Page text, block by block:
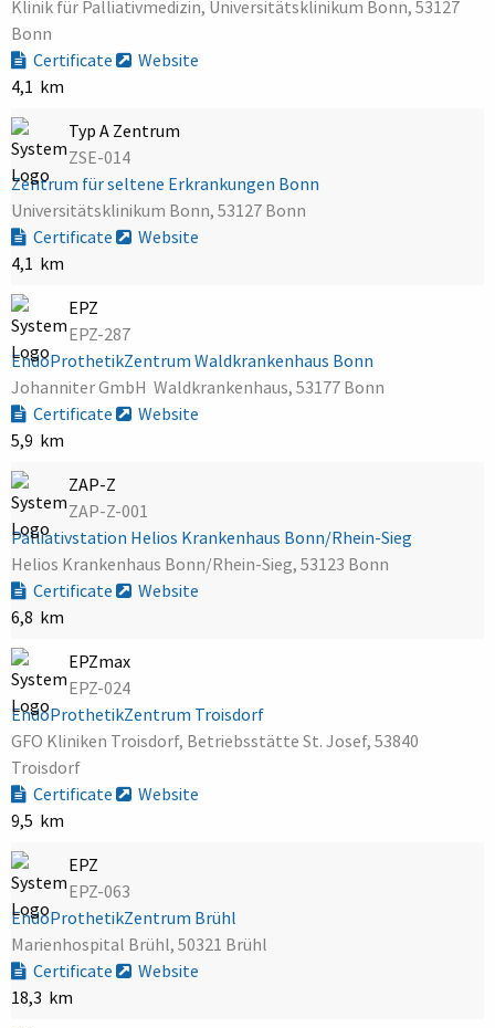
Klinik für Palliativmedizin, Universitätsklinikum Bonn, 53127
Bonn
Certificate
Website
4,1 km
Typ A Zentrum
ZSE-014
Zentrum für seltene Erkrankungen Bonn
Universitätsklinikum Bonn, 53127 Bonn
Certificate
Website
4,1 km
EPZ
EPZ-287
EndoProthetikZentrum Waldkrankenhaus Bonn
Johanniter GmbH  Waldkrankenhaus, 53177 Bonn
Certificate
Website
5,9 km
ZAP-Z
ZAP-Z-001
Palliativstation Helios Krankenhaus Bonn/Rhein-Sieg
Helios Krankenhaus Bonn/Rhein-Sieg, 53123 Bonn
Certificate
Website
6,8 km
EPZmax
EPZ-024
EndoProthetikZentrum Troisdorf
GFO Kliniken Troisdorf, Betriebsstätte St. Josef, 53840
Troisdorf
Certificate
Website
9,5 km
EPZ
EPZ-063
EndoProthetikZentrum Brühl
Marienhospital Brühl, 50321 Brühl
Certificate
Website
18,3 km